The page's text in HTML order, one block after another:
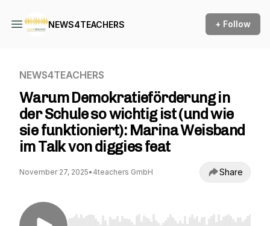
NEWS4TEACHERS + Follow
NEWS4TEACHERS
Warum Demokratieförderung in
der Schule so wichtig ist (und wie
sie funktioniert): Marina Weisband
im Talk von diggies feat
November 27, 2025• 4teachers GmbH Share